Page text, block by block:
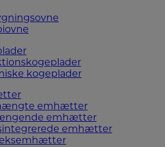
kogeplader
emhætter
emhætter
emhætter